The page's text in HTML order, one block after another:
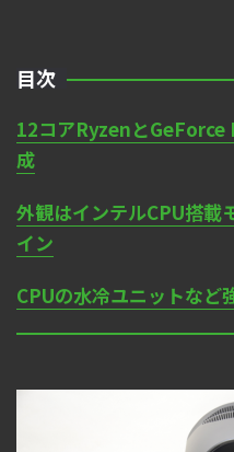
目次
12コアRyzenとGeForce
成
外観はインテルCPU搭
イン
CPUの水冷ユニットなど